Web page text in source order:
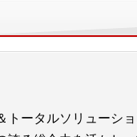
トータルソリューシ